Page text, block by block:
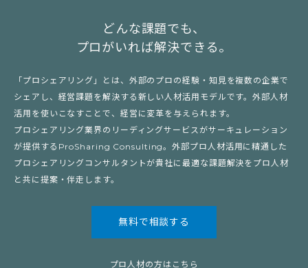
どんな課題でも、
プロがいれば解決できる。
「プロシェアリング」とは、外部のプロの経験・知見を複数の企業で
シェアし、経営課題を解決する新しい人材活用モデルです。外部人材
活用を使いこなすことで、経営に変革を与えられます。
プロシェアリング業界のリーディングサービスがサーキュレーション
が提供するProSharing Consulting。外部プロ人材活用に精通した
プロシェアリングコンサルタントが貴社に最適な課題解決をプロ人材
と共に提案・伴走します。
無料で相談する
プロ人材の方はこちら